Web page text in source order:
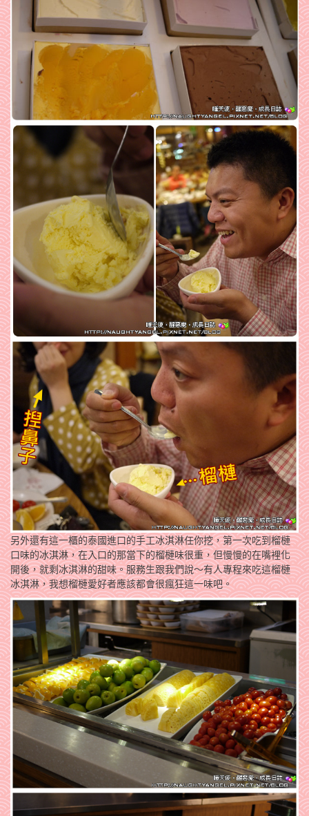
另外還有這一櫃的泰國進口的手工冰淇淋任你挖，第一次吃到榴槤
口味的冰淇淋，在入口的那當下的榴槤味很重，但慢慢的在嘴裡化
開後，就剩冰淇淋的甜味。服務生跟我們說～有人專程來吃這榴槤
冰淇淋，我想榴槤愛好者應該都會很瘋狂這一味吧。